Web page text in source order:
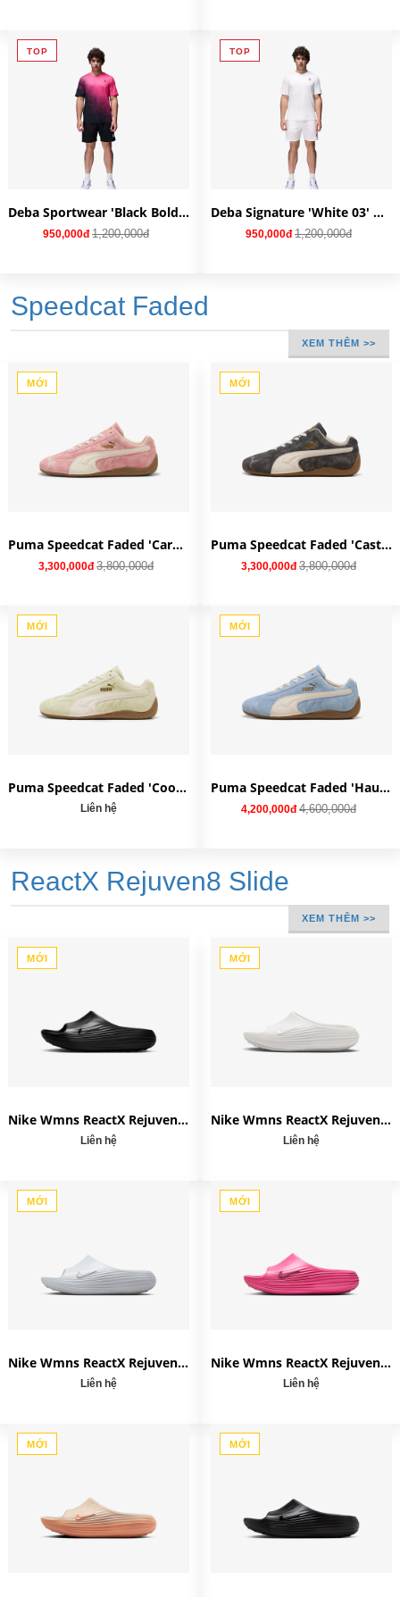
TOP
Deba Sportwear 'Black Bold Pink' AQ04BLP
950,000đ 1,200,000đ
TOP
Deba Signature 'White 03' AQ03W
950,000đ 1,200,000đ
Speedcat Faded
XEM THÊM >>
MỚI
Puma Speedcat Faded 'Carnation Pink Alpine Snow' 403688-04
3,300,000đ 3,800,000đ
MỚI
Puma Speedcat Faded 'Cast Iron Alpine Snow' 403688-03
3,300,000đ 3,800,000đ
MỚI
Puma Speedcat Faded 'Cool Cucumber Alpine Snow' 403688-02
Liên hệ
MỚI
Puma Speedcat Faded 'Haute Tropic Alpine Snow' 403688-01
4,200,000đ 4,600,000đ
ReactX Rejuven8 Slide
XEM THÊM >>
MỚI
Nike Wmns ReactX Rejuven8 Slide 'Triple Black' HV4484-001
Liên hệ
MỚI
Nike Wmns ReactX Rejuven8 Slide 'Summit White' HV4484-100
Liên hệ
MỚI
Nike Wmns ReactX Rejuven8 Slide 'Silver' HV4484-002
Liên hệ
MỚI
Nike Wmns ReactX Rejuven8 Slide 'Pinksicle' HV4484-600
Liên hệ
MỚI MỚI